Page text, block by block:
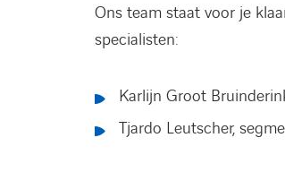
Ons team staat voor je
specialisten:
Karlijn Groot
Tjardo Leutscher,